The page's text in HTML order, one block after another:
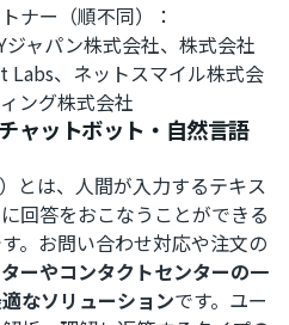
ナー（順不同）：
ャパン株式会社、株式会社
Labs、ネットスマイル株式会
ング株式会社
ットボット・自然言語
とは、人間が入力するテキス
回答をおこなうことができる
。お問い合わせ対応や注文の
ーやコンタクトセンターの一
なソリューションです。ユー